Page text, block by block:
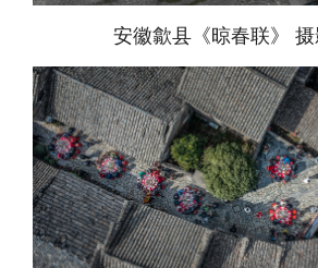
安徽歙县《晾春联》 摄